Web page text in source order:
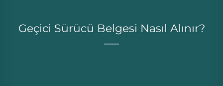
Geçici Sürücü Belgesi Nasıl Alınır?